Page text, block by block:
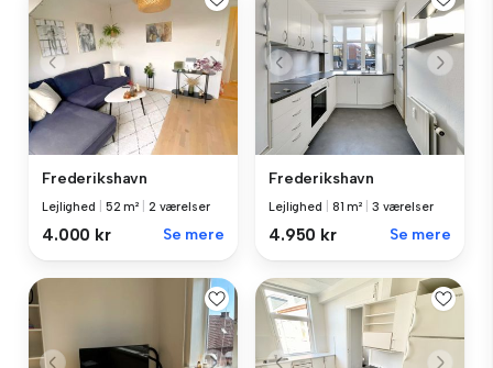
Frederikshavn
Lejlighed 52 m² 2 værelser
4.000 kr Se mere
Frederikshavn
Lejlighed 81 m² 3 værelser
4.950 kr Se mere